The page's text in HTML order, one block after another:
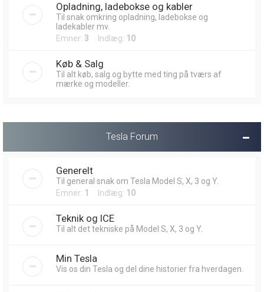
Opladning, ladebokse og kabler
Til snak omkring opladning, ladebokse og
ladekabler mv.
Emner: 3 Indlæg: 10
Køb & Salg
Til alt køb, salg og bytte med ting på tværs af
mærke og modeller.
Tesla Forum
Generelt
Til general snak om Tesla Model S, X, 3 og Y.
Emner: 1 Indlæg: 10
Teknik og ICE
Til alt det tekniske på Model S, X, 3 og Y.
Min Tesla
Vis os din Tesla og del dine historier fra hverdagen.